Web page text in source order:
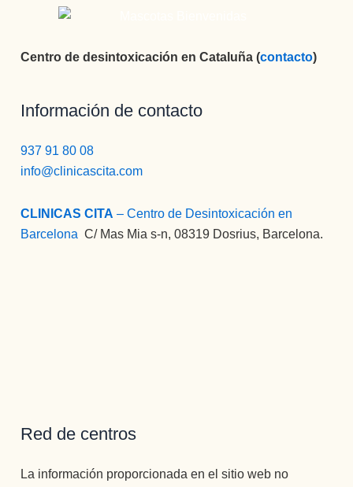
Centro de desintoxicación en Cataluña (contacto)
Información de contacto
937 91 80 08
info@clinicascita.com
CLINICAS CITA – Centro de Desintoxicación en
Barcelona :C/ Mas Mia s-n, 08319 Dosrius, Barcelona.
Red de centros
La información proporcionada en el sitio web no